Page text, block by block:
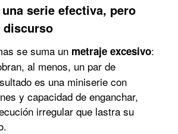
serie efectiva, pero
discurso
se suma un metraje excesivo:
al menos, un par de
es una miniserie con
y capacidad de enganchar,
irregular que lastra su